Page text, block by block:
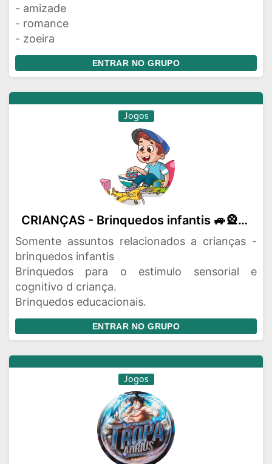
- amizade
- romance
- zoeira
ENTRAR NO GRUPO
Jogos
CRIANÇAS - Brinquedos infantis 🚙🎡⚽🛹🛼🪀🪁
Somente assuntos relacionados a crianças -
brinquedos infantis
Brinquedos para o estimulo sensorial e
cognitivo d criança.
Brinquedos educacionais.
ENTRAR NO GRUPO
Jogos